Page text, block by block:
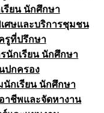
รียน นักศึกษา
ศษและบริการชุมชน
รูที่ปรึกษา
นักเรียน นักศึกษา
ปกครอง
นักเรียน นักศึกษา
าชีพและจัดหางาน